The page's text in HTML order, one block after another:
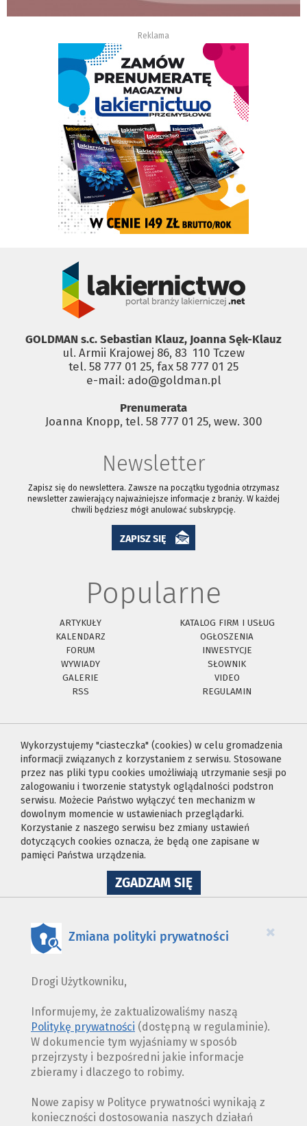
Reklama
GOLDMAN s.c. Sebastian Klauz, Joanna Sęk-Klauz
ul. Armii Krajowej 86, 83 ­ 110 Tczew
tel. 58 777 01 25, fax 58 777 01 25
e-mail: ado@goldman.pl
Prenumerata
Joanna Knopp, tel. 58 777 01 25, wew. 300
Newsletter
Zapisz się do newslettera. Zawsze na początku tygodnia otrzymasz
newsletter zawierający najważniejsze informacje z branży. W każdej
chwili będziesz mógł anulować subskrypcję.
ZAPISZ SIĘ
Popularne
ARTYKUŁY
KATALOG FIRM I USŁUG
KALENDARZ
OGŁOSZENIA
FORUM
INWESTYCJE
WYWIADY
SŁOWNIK
GALERIE
VIDEO
RSS
REGULAMIN
Wykorzystujemy "ciasteczka" (cookies) w celu gromadzenia
informacji związanych z korzystaniem z serwisu. Stosowane
przez nas pliki typu cookies umożliwiają utrzymanie sesji po
zalogowaniu i tworzenie statystyk oglądalności podstron
serwisu. Możecie Państwo wyłączyć ten mechanizm w
dowolnym momencie w ustawieniach przeglądarki.
Korzystanie z naszego serwisu bez zmiany ustawień
dotyczących cookies oznacza, że będą one zapisane w
pamięci Państwa urządzenia.
ZGADZAM SIĘNA
WYKORZYSTANIE
×
Zmiana polityki prywatności
Drogi Użytkowniku,
Informujemy, że zaktualizowaliśmy naszą
Politykę prywatności (dostępną w regulaminie).
W dokumencie tym wyjaśniamy w sposób
przejrzysty i bezpośredni jakie informacje
zbieramy i dlaczego to robimy.
Nowe zapisy w Polityce prywatności wynikają z
konieczności dostosowania naszych działań